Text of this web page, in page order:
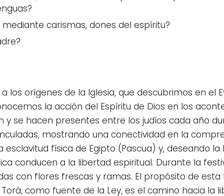
carismas, dones del espíritu?
los orígenes de la Iglesia, que descubrimos en el
la acción del Espíritu de Dios en los
se hacen presentes entre los judíos cada año
mostrando una conectividad en la
esclavitud física de Egipto (Pascua) y, deseando
conducen a la libertad espiritual. Durante la
con flores frescas y ramas. El propósito de
como fuente de la Ley, es el camino hacia la